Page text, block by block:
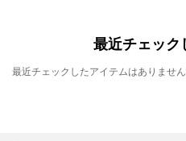
最近チェック
最近チェックしたアイテムはありません